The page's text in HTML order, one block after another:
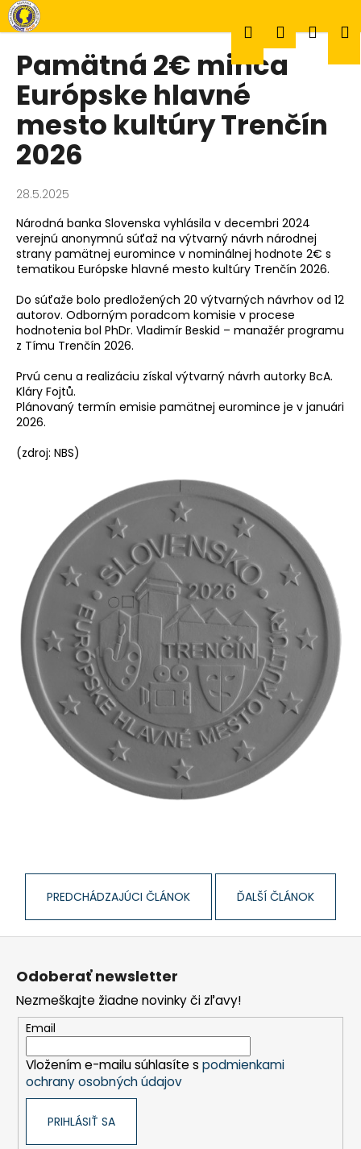
Prejsť
na
obsah
Hľadať
Pamätná 2€ minca
Európske hlavné
mesto kultúry Trenčín
2026
28.5.2025
Národná banka Slovenska vyhlásila v decembri 2024
verejnú anonymnú súťaž na výtvarný návrh národnej
strany pamätnej euromince v nominálnej hodnote 2€ s
tematikou Európske hlavné mesto kultúry Trenčín 2026.
Do súťaže bolo predložených 20 výtvarných návrhov od 12
autorov. Odborným poradcom komisie v procese
hodnotenia bol PhDr. Vladimír Beskid – manažér programu
z Tímu Trenčín 2026.
Prvú cenu a realizáciu získal výtvarný návrh autorky BcA.
Kláry Fojtů.
Plánovaný termín emisie pamätnej euromince je v januári
2026.
(zdroj: NBS)
PREDCHÁDZAJÚCI ČLÁNOK ĎALŠÍ ČLÁNOK
K
o
Č
o
p
o
t
r
e
b
u
j
e
t
e
á
j
s
ť
?
HĽADAŤ
O
d
p
o
Z
Odoberať newsletter
Nezmeškajte žiadne novinky či zľavy!
Email
Vložením e-mailu súhlasíte s podmienkami
ochrany osobných údajov
PRIHLÁSIŤ SA